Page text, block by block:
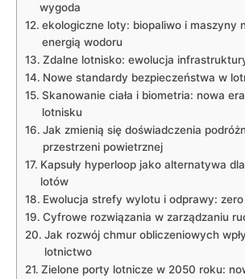
wygoda
ekologiczne loty: biopaliwo i maszyny
energią wodoru
Zdalne lotnisko: ewolucja
Nowe standardy bezpieczeństwa w
Skanowanie ciała i biometria: nowa
lotnisku
Jak zmienią się doświadczenia
przestrzeni powietrznej
Kapsuły hyperloop jako alternatywa
lotów
Ewolucja strefy wylotu i odprawy:
Cyfrowe rozwiązania w zarządzaniu
Jak rozwój chmur obliczeniowych
lotnictwo
Zielone porty lotnicze w 2050 roku: